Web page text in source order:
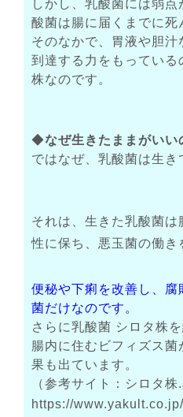
しかし、乳酸菌には弱
酸菌は腸に届くまでに死
そのなかで、胃液や胆
到達する力をもってい
株なのです。
◆なぜ生きたままがいい
ではなぜ、乳酸菌は生
それは、生きた乳酸菌
性に保ち、悪玉菌の働き
便秘や下痢を改善し、
菌だけなのです。
さらに乳酸菌 シロタ株
腸内に住むビフィズス
果も出ています。
（参考サイト：シロタ
https://